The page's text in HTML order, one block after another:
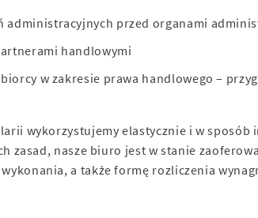
administracyjnych przed organami
handlowymi
w zakresie prawa handlowego –
wykorzystujemy elastycznie i w
zasad, nasze biuro jest w stanie
a także formę rozliczenia